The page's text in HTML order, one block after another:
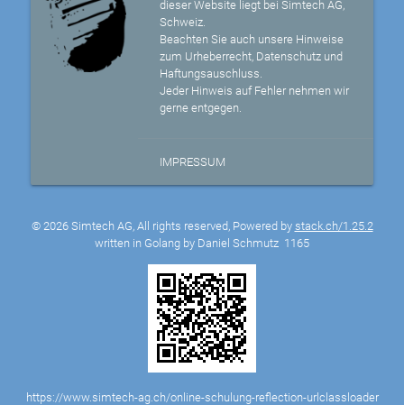
dieser Website liegt bei Simtech AG,
Schweiz.
Beachten Sie auch unsere Hinweise
zum Urheberrecht, Datenschutz und
Haftungsauschluss.
Jeder Hinweis auf Fehler nehmen wir
gerne entgegen.
IMPRESSUM
© 2026 Simtech AG, All rights reserved, Powered by stack.ch/1.25.2
written in Golang by Daniel Schmutz 1165
https://www.simtech-ag.ch/online-schulung-reflection-urlclassloader